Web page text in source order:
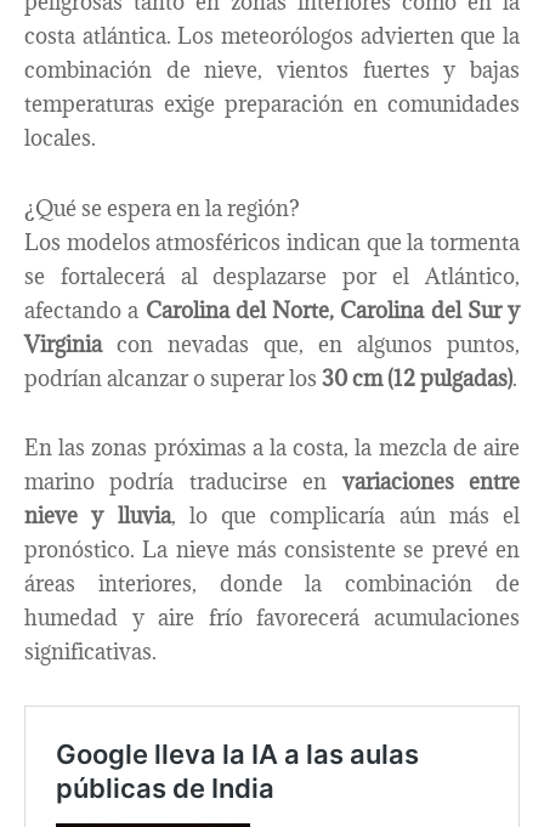
costa atlántica. Los meteorólogos advierten que la
combinación de nieve, vientos fuertes y bajas
temperaturas exige preparación en comunidades
locales.
¿Qué se espera en la región?
Los modelos atmosféricos indican que la tormenta
se fortalecerá al desplazarse por el Atlántico,
afectando a Carolina del Norte, Carolina del Sur y
Virginiacon nevadas que, en algunos puntos,
podrían alcanzar o superar los 30 cm (12 pulgadas).
En las zonas próximas a la costa, la mezcla de aire
marino podría traducirse en variaciones entre
nieve y lluvia, lo que complicaría aún más el
pronóstico. La nieve más consistente se prevé en
áreas interiores, donde la combinación de
humedad y aire frío favorecerá acumulaciones
significativas.